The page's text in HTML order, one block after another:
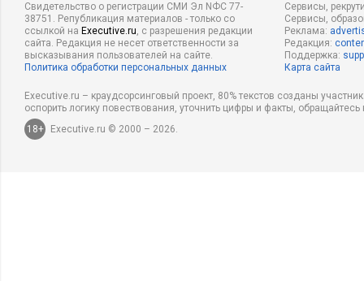
Свидетельство о регистрации СМИ Эл NФС 77-
38751. Републикация материалов - только со
ссылкой на Executive.ru, с разрешения редакции
сайта. Редакция не несет ответственности за
высказывания пользователей на сайте.
Политика обработки персональных данных
Сервисы,
Сервисы,
Реклама:
Редакция:
Поддержка:
Карта сайта
Executive.ru – краудсорсинговый проект, 80% текстов созданы
оспорить логику повествования, уточнить цифры и факты,
18+
Executive.ru © 2000 – 2026.